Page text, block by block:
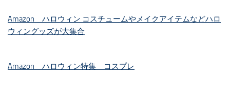
Amazon ハロウィン コスチュームやメイクアイテムなどハロ
ウィングッズが大集合
Amazon ハロウィン特集 コスプレ